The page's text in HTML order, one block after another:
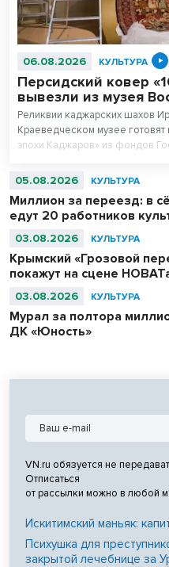
06.08.2026 КУЛЬТУРА
Персидский ковер
вывезли из музея
Реликвии каджарских шахов
Краеведческом музее готовят
эпохи Каджаров» из фондов
сотканный для последнего
05.08.2026 КУЛЬТУРА
Миллион за переезд: в
едут 20 работников
03.08.2026 КУЛЬТУРА
Крымский «Грозовой
покажут на сцене
03.08.2026 КУЛЬТУРА
Мурал за полтора
ДК «Юность»
VN.ru обязуется не
Отписаться
от рассылки можно в любой
Искитимский маньяк:
Психушка для
закрытой лечебнице за